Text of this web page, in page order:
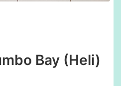
Bay (Heli)